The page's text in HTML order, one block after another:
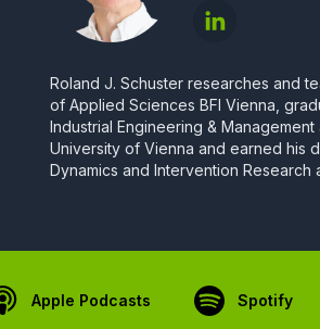
Roland J. Schuster researches and
of Applied Sciences BFI Vienna,
Industrial Engineering &
University of Vienna and earned his
Dynamics and Intervention Research
vie.ac.at) and furthermore runs a
office@corefco.at
). R. J. Schuster
dynamic expert (www.ifag.at).
Apple Podcasts Spotify